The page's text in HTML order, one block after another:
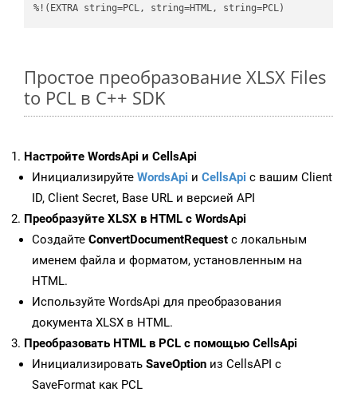
%!(EXTRA string=PCL, string=HTML, string=PCL)
Простое преобразование XLSX Files
to PCL в C++ SDK
Настройте WordsApi и CellsApi
Инициализируйте WordsApi и CellsApi с вашим Client
ID, Client Secret, Base URL и версией API
Преобразуйте XLSX в HTML с WordsApi
Создайте ConvertDocumentRequest с локальным
именем файла и форматом, установленным на
HTML.
Используйте WordsApi для преобразования
документа XLSX в HTML.
Преобразовать HTML в PCL с помощью CellsApi
Инициализировать SaveOption из CellsAPI с
SaveFormat как PCL